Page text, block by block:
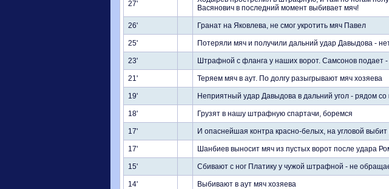
27'
Васянович в последний момент выбивает мяч!
26' Гранат на Яковлева, не смог укротить мяч Павел
25' Потеряли мяч и получили дальний удар Давыдова -
23' Штрафной с фланга у наших ворот. Самсонов подает
21' Теряем мяч в аут. По долгу разыгрывают мяч хозяева
19' Неприятный удар Давыдова в дальний угол - рядом
18' Грузят в нашу штрафную спартачи, боремся
17' И опаснейшая контра красно-белых, на угловой выбит
17' Шанбиев выносит мяч из пустых ворот после удара
15' Сбивают с ног Платику у чужой штрафной - не
14' Выбивают в аут мяч хозяева